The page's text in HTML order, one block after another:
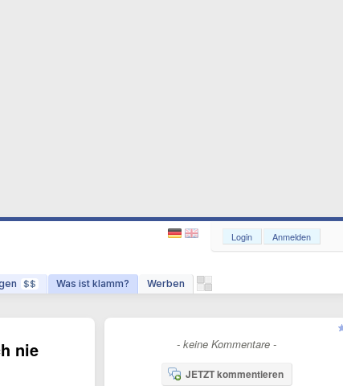
$$ Was ist klamm? Werben
Login Anmelden
nie - keine Kommentare -
JETZT kommentieren